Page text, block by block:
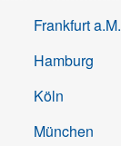
Frankfurt a.M.
Hamburg
Köln
München